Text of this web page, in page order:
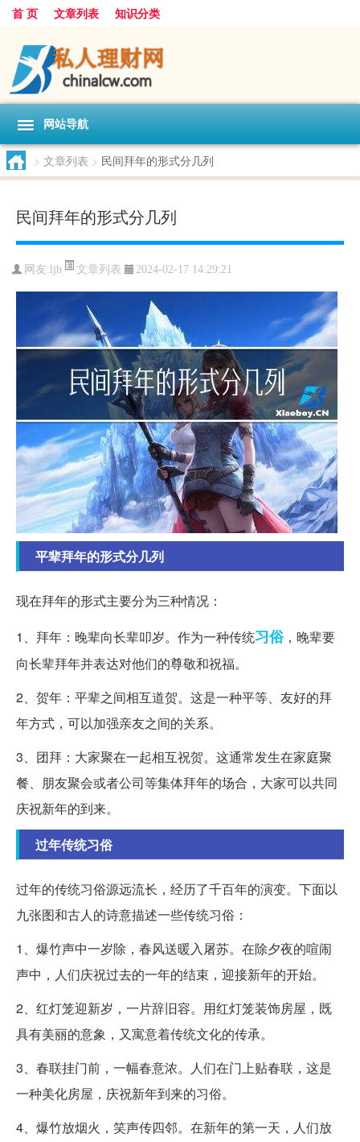
首 页 文章列表 知识分类
网站导航
> 文章列表 > 民间拜年的形式分几列
民间拜年的形式分几列
网友: ljb 文章列表 2024-02-17 14:29:21
平辈拜年的形式分几列
现在拜年的形式主要分为三种情况：
1、拜年：晚辈向长辈叩岁。作为一种传统习俗，晚辈要
向长辈拜年并表达对他们的尊敬和祝福。
2、贺年：平辈之间相互道贺。这是一种平等、友好的拜
年方式，可以加强亲友之间的关系。
3、团拜：大家聚在一起相互祝贺。这通常发生在家庭聚
餐、朋友聚会或者公司等集体拜年的场合，大家可以共同
庆祝新年的到来。
过年传统习俗
过年的传统习俗源远流长，经历了千百年的演变。下面以
九张图和古人的诗意描述一些传统习俗：
1、爆竹声中一岁除，春风送暖入屠苏。在除夕夜的喧闹
声中，人们庆祝过去的一年的结束，迎接新年的开始。
2、红灯笼迎新岁，一片辞旧容。用红灯笼装饰房屋，既
具有美丽的意象，又寓意着传统文化的传承。
3、春联挂门前，一幅春意浓。人们在门上贴春联，这是
一种美化房屋，庆祝新年到来的习俗。
4、爆竹放烟火，笑声传四邻。在新年的第一天，人们放